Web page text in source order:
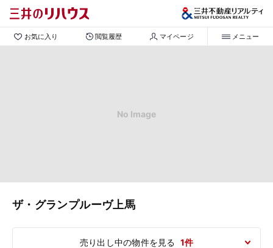
お気に入り 閲覧履歴 マイページ メニュー
No Image
ザ・グランプルーヴ上馬
売り出し中の物件を見る 1件